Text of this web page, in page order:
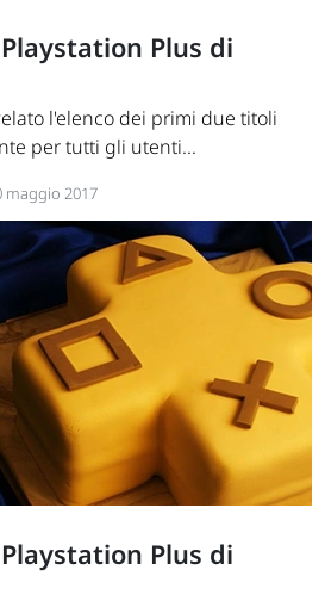
Plus di
l'elenco dei primi due titoli
per tutti gli utenti...
maggio 2017
Plus di